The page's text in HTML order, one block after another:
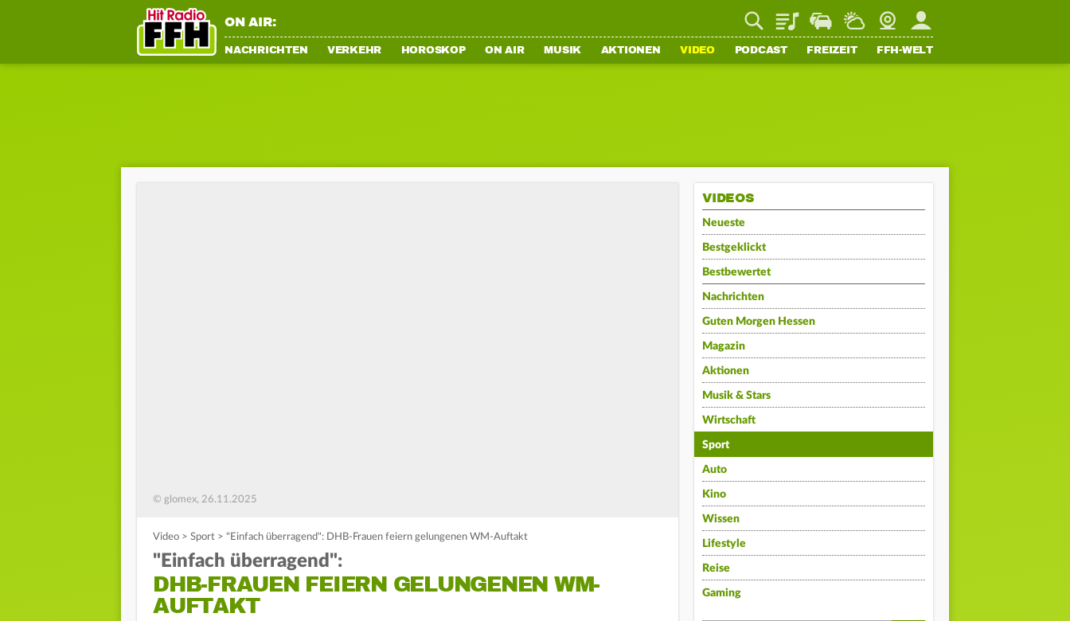
ON AIR: PlaylistStaupilotWetterWebcamMein FFH
NACHRICHTEN VERKEHR HOROSKOP ON AIR MUSIK AKTIONEN VIDEO PODCAST FREIZEIT FFH-WELT
© glomex, 26.11.2025
Video > Sport > "Einfach überragend": DHB-Frauen feiern gelungenen WM-Auftakt
"Einfach überragend":
DHB-FRAUEN FEIERN GELUNGENEN WM-
AUFTAKT
VIDEOS
Neueste
Bestgeklickt
Bestbewertet
Nachrichten
Guten Morgen Hessen
Magazin
Aktionen
Musik & Stars
Wirtschaft
Sport
Auto
Kino
Wissen
Lifestyle
Reise
Gaming